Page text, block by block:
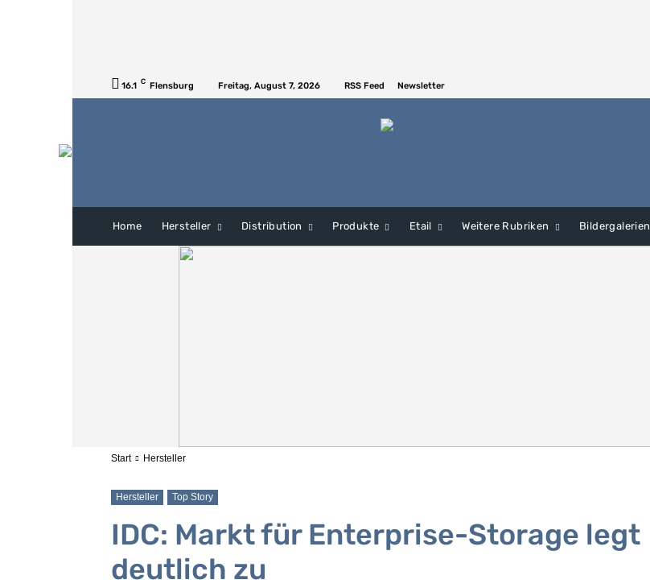
16.1 C Flensburg Freitag, August 7, 2026 RSS Feed Newsletter
Home Hersteller Distribution Produkte Etail Weitere Rubriken Bildergalerien
Start Hersteller
Hersteller Top Story
IDC: Markt für Enterprise-Storage legt
deutlich zu